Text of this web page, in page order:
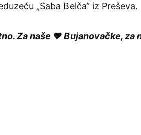
„Saba Belča“ iz Preševa.
Za naše ❤️ Bujanovačke, za